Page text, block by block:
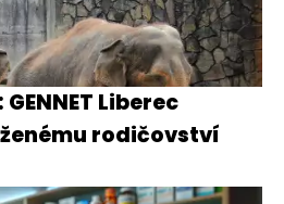
Liberec
rodičovství